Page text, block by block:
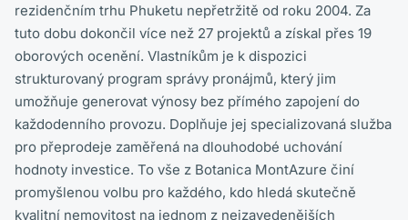
rezidenčním trhu Phuketu nepřetržitě od roku 2004. Za
tuto dobu dokončil více než 27 projektů a získal přes 19
oborových ocenění. Vlastníkům je k dispozici
strukturovaný program správy pronájmů, který jim
umožňuje generovat výnosy bez přímého zapojení do
každodenního provozu. Doplňuje jej specializovaná služba
pro přeprodeje zaměřená na dlouhodobé uchování
hodnoty investice. To vše z Botanica MontAzure činí
promyšlenou volbu pro každého, kdo hledá skutečně
kvalitní nemovitost na jednom z nejzavedenějších